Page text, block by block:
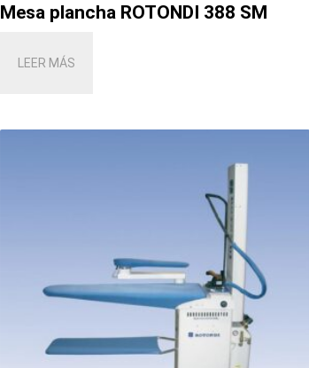
Mesa plancha ROTONDI 388 SM
LEER MÁS